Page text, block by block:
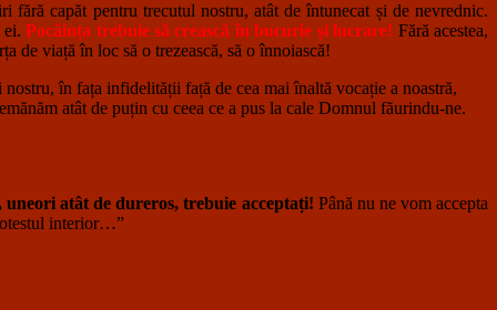
fără capăt pentru trecutul nostru, atât de întunecat și de nevrednic.
ei.Pocăința trebuie să crească în bucurie și lucrare! Fără acestea,
de viață în loc să o trezească, să o înnoiască!
în fața infidelității față de cea mai înaltă vocație a noastră,
atât de puțin cu ceea ce a pus la cale Domnul făurindu-ne.
atât de dureros, trebuie acceptați! Până nu ne vom accepta
interior…”